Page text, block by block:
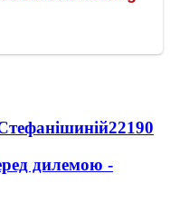
22190
дилемою -